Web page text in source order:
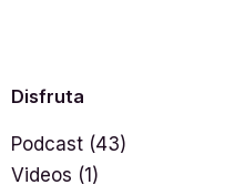
Disfruta
Podcast (43)
Videos (1)